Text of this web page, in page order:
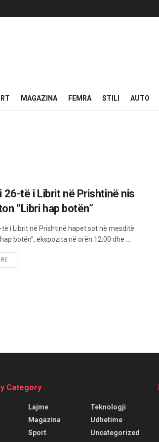
MAGAZINA FEMRA STILI AUTO
26-të i Librit në Prishtinë nis
“Libri hap botën”
të i Librit në Prishtinë hapet sot në mesditë.
botën”, ekspozita në orën 12:00 dhe ...
Category
Lajme
Magazina
Sport
Teknologji
Udhetime
Uncategorized